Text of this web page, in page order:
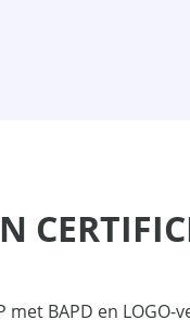
BAPD en LOGO-